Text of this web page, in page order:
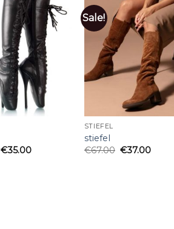
€35.00
Sale!
STIEFEL
stiefel
€67.00 €37.00